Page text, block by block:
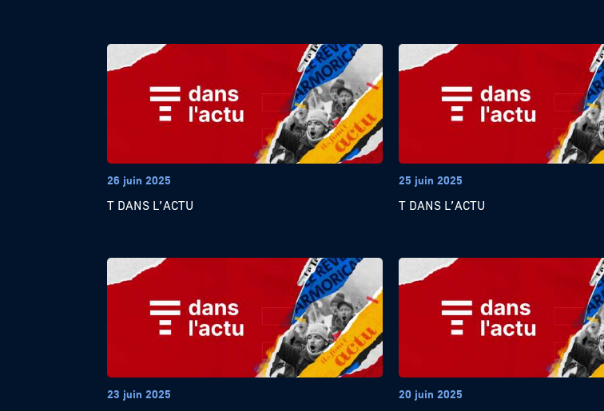
26 juin 2025
T DANS L’ACTU
25 juin 2025
T DANS L’ACTU
23 juin 2025 20 juin 2025